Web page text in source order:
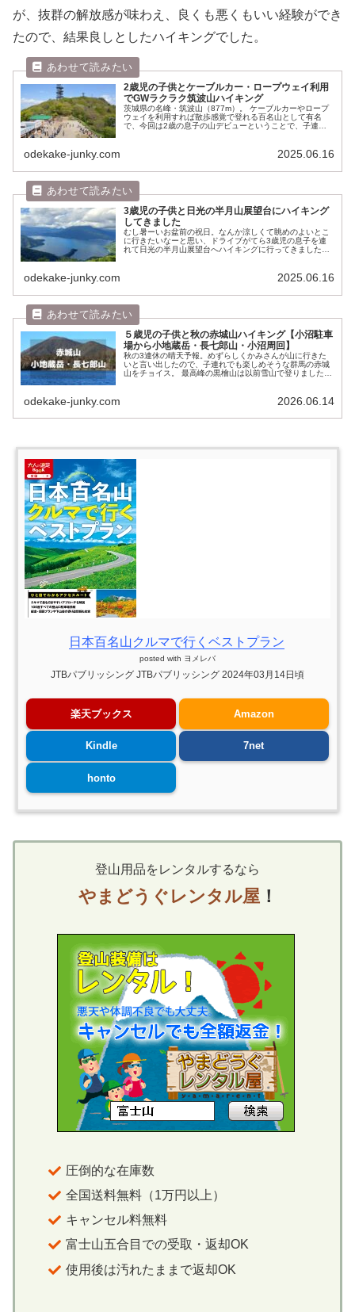
が、抜群の解放感が味わえ、良くも悪くもいい経験ができ
たので、結果良しとしたハイキングでした。
2歳児の子供とケーブルカー・ロープウェイ利用
でGWラクラク筑波山ハイキング
茨城県の名峰・筑波山（877m）。 ケーブルカーやロープ
ウェイを利用すれば散歩感覚で登れる百名山として有名
で、今回は2歳の息子の山デビューということで、子連れ
odekake-junky.com 2025.06.16
3歳児の子供と日光の半月山展望台にハイキング
してきました
むし暑ーいお盆前の祝日。なんか涼しくて眺めのよいとこ
に行きたいなーと思い、ドライブがてら3歳児の息子を連
れて日光の半月山展望台へハイキングに行ってきました。
odekake-junky.com 2025.06.16
５歳児の子供と秋の赤城山ハイキング【小沼駐車
場から小地蔵岳・長七郎山・小沼周回】
秋の3連休の晴天予報。めずらしくかみさんが山に行きた
いと言い出したので、子連れでも楽しめそうな群馬の赤城
山をチョイス。 最高峰の黒檜山は以前雪山で登りました
odekake-junky.com 2026.06.14
日本百名山クルマで行くベストプラン
posted with ヨメレバ
JTBパブリッシング JTBパブリッシング 2024年03月14日頃
楽天ブックス Amazon
Kindle 7net
honto
登山用品をレンタルするなら
やまどうぐレンタル屋 ！
圧倒的な在庫数
全国送料無料（1万円以上）
キャンセル料無料
富士山五合目での受取・返却OK
使用後は汚れたままで返却OK